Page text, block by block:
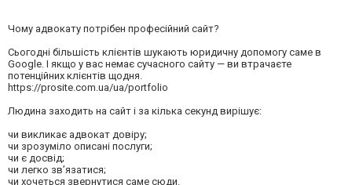
Чому адвокату потрібен професійний сайт?
Сьогодні більшість клієнтів шукають юридичну допомогу саме в
Google. І якщо у вас немає сучасного сайту — ви втрачаєте
потенційних клієнтів щодня.
https://prosite.com.ua/ua/portfolio
Людина заходить на сайт і за кілька секунд вирішує:
чи викликає адвокат довіру;
чи зрозуміло описані послуги;
чи є досвід;
чи легко зв’язатися;
чи хочеться звернутися саме сюди.